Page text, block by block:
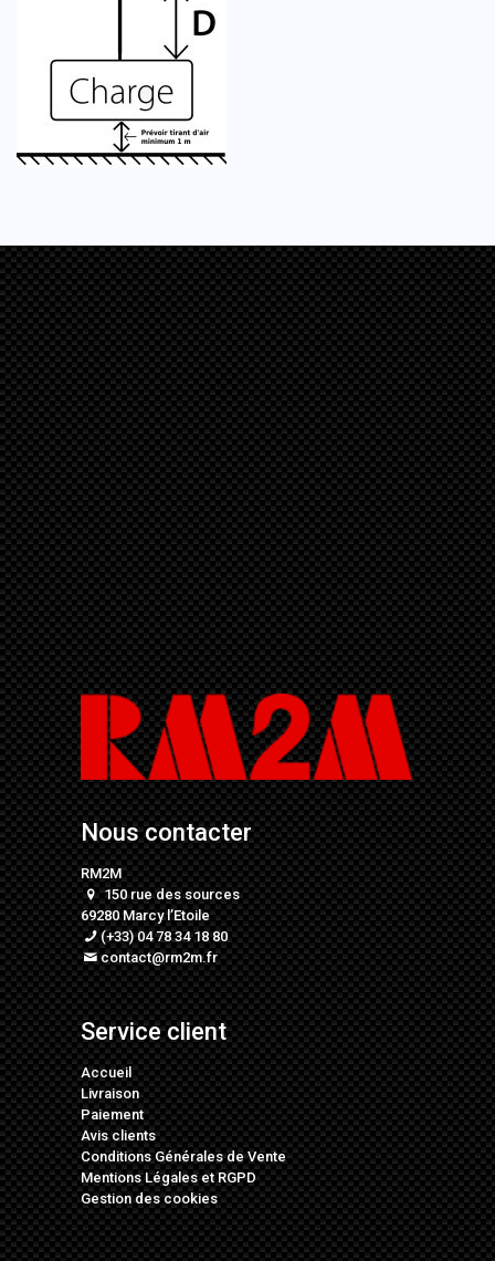
Nous contacter
RM2M
150 rue des sources
69280 Marcy l’Etoile
(+33) 04 78 34 18 80
contact@rm2m.fr
Service client
Accueil
Livraison
Paiement
Avis clients
Conditions Générales de Vente
Mentions LégalesetRGPD
Gestion des cookies